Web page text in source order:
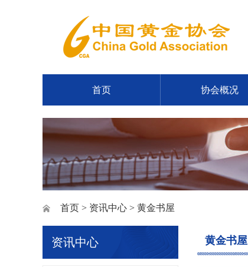
首页 协会概况
首页 > 资讯中心 > 黄金书屋
资讯中心 黄金书屋